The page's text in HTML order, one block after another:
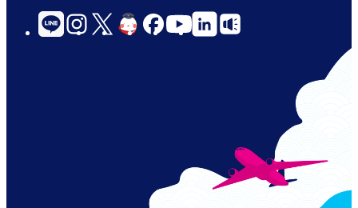
social-
links-